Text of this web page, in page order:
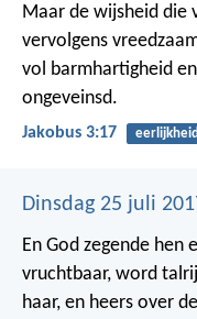
Maar de wijsheid die
vervolgens
vol barmhartigheid
ongeveinsd.
Jakobus 3:17 eerlijkheid
Dinsdag 25 juli
En God zegende hen
vruchtbaar, word
haar, en heers over